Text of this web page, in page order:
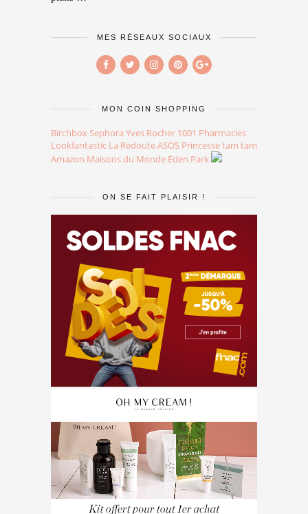
MES RÉSEAUX SOCIAUX
MON COIN SHOPPING
Birchbox Sephora Yves Rocher 1001 Pharmacies
Lookfantastic La RedouteASOS Princesse tam tam
Amazon Maisons du Monde Eden Park
ON SE FAIT PLAISIR !